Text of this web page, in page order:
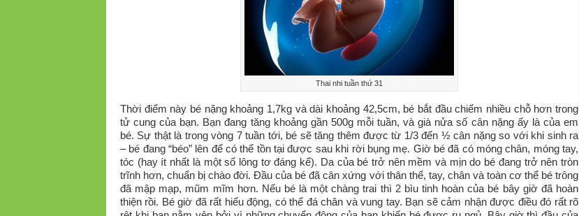
Thai nhi tuần thứ 31
Thời điểm này bé nặng khoảng 1,7kg và dài khoảng 42,5cm, bé bắt đầu chiếm nhiều chỗ hơn trong
tử cung của bạn. Bạn đang tăng khoảng gần 500g mỗi tuần, và già nửa số cân nặng ấy là của em
bé. Sự thật là trong vòng 7 tuần tới, bé sẽ tăng thêm được từ 1/3 đến ½ cân nặng so với khi sinh ra
– bé đang “béo” lên để có thể tồn tại được sau khi rời bụng mẹ. Giờ bé đã có móng chân, móng tay,
tóc (hay ít nhất là một số lông tơ đáng kể). Da của bé trở nên mềm và mịn do bé đang trở nên tròn
trĩnh hơn, chuẩn bị chào đời. Đầu của bé đã cân xứng với thân thể, tay, chân và toàn cơ thể bé trông
đã mập mạp, mũm mĩm hơn. Nếu bé là một chàng trai thì 2 bìu tinh hoàn của bé bây giờ đã hoàn
thiện rồi. Bé giờ đã rất hiếu động, có thể đá chân và vung tay. Bạn sẽ cảm nhận được điều đó rất rõ